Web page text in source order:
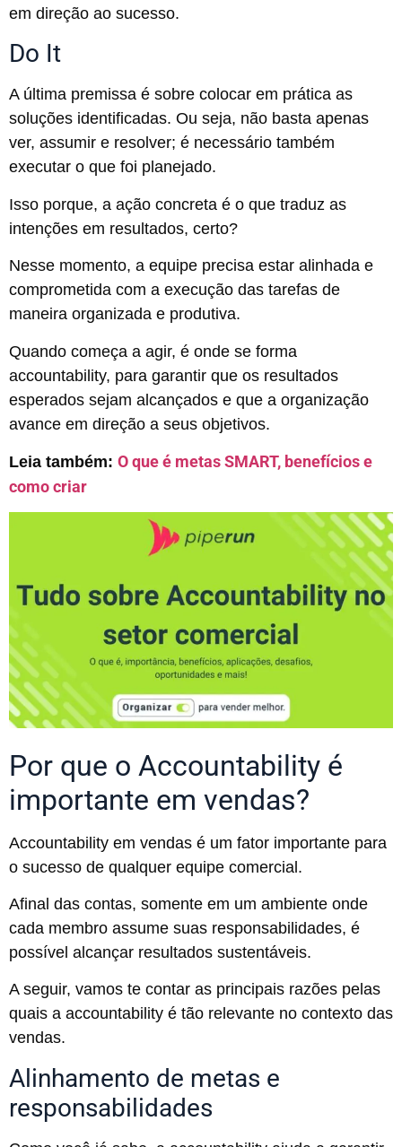
em direção ao sucesso.
Do It
A última premissa é sobre colocar em prática as
soluções identificadas. Ou seja, não basta apenas
ver, assumir e resolver; é necessário também
executar o que foi planejado.
Isso porque, a ação concreta é o que traduz as
intenções em resultados, certo?
Nesse momento, a equipe precisa estar alinhada e
comprometida com a execução das tarefas de
maneira organizada e produtiva.
Quando começa a agir, é onde se forma
accountability, para garantir que os resultados
esperados sejam alcançados e que a organização
avance em direção a seus objetivos.
Leia também: O que é metas SMART, benefícios e
como criar
Por que o Accountability é
importante em vendas?
Accountability em vendas é um fator importante para
o sucesso de qualquer equipe comercial.
Afinal das contas, somente em um ambiente onde
cada membro assume suas responsabilidades, é
possível alcançar resultados sustentáveis.
A seguir, vamos te contar as principais razões pelas
quais a accountability é tão relevante no contexto das
vendas.
Alinhamento de metas e
responsabilidades